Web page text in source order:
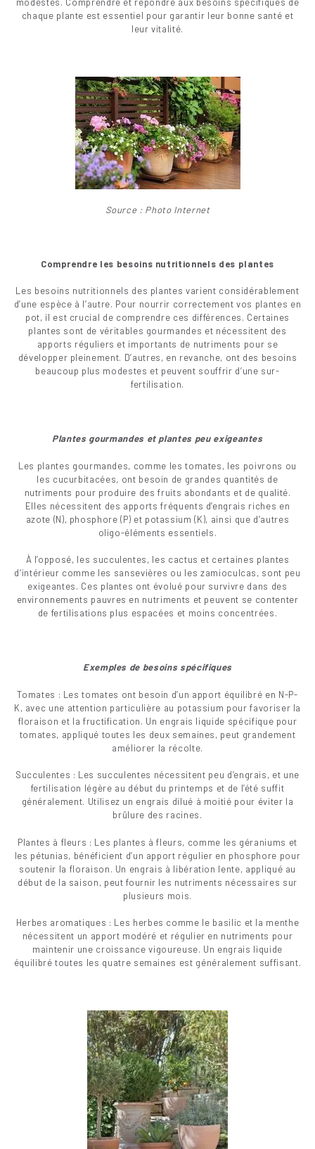
chaque plante est essentiel pour garantir leur bonne santé et
leur vitalité.
Source : Photo Internet
Comprendre les besoins nutritionnels des plantes
Les besoins nutritionnels des plantes varient considérablement
d’une espèce à l’autre. Pour nourrir correctement vos plantes en
pot, il est crucial de comprendre ces différences. Certaines
plantes sont de véritables gourmandes et nécessitent des
apports réguliers et importants de nutriments pour se
développer pleinement. D’autres, en revanche, ont des besoins
beaucoup plus modestes et peuvent souffrir d’une sur-
fertilisation.
Plantes gourmandes et plantes peu exigeantes
Les plantes gourmandes, comme les tomates, les poivrons ou
les cucurbitacées, ont besoin de grandes quantités de
nutriments pour produire des fruits abondants et de qualité.
Elles nécessitent des apports fréquents d’engrais riches en
azote (N), phosphore (P) et potassium (K), ainsi que d’autres
oligo-éléments essentiels.
À l’opposé, les succulentes, les cactus et certaines plantes
d’intérieur comme les sansevières ou les zamioculcas, sont peu
exigeantes. Ces plantes ont évolué pour survivre dans des
environnements pauvres en nutriments et peuvent se contenter
de fertilisations plus espacées et moins concentrées.
Exemples de besoins spécifiques
Tomates : Les tomates ont besoin d’un apport équilibré en N-P-
K, avec une attention particulière au potassium pour favoriser la
floraison et la fructification. Un engrais liquide spécifique pour
tomates, appliqué toutes les deux semaines, peut grandement
améliorer la récolte.
Succulentes : Les succulentes nécessitent peu d’engrais, et une
fertilisation légère au début du printemps et de l’été suffit
généralement. Utilisez un engrais dilué à moitié pour éviter la
brûlure des racines.
Plantes à fleurs : Les plantes à fleurs, comme les géraniums et
les pétunias, bénéficient d’un apport régulier en phosphore pour
soutenir la floraison. Un engrais à libération lente, appliqué au
début de la saison, peut fournir les nutriments nécessaires sur
plusieurs mois.
Herbes aromatiques : Les herbes comme le basilic et la menthe
nécessitent un apport modéré et régulier en nutriments pour
maintenir une croissance vigoureuse. Un engrais liquide
équilibré toutes les quatre semaines est généralement suffisant.